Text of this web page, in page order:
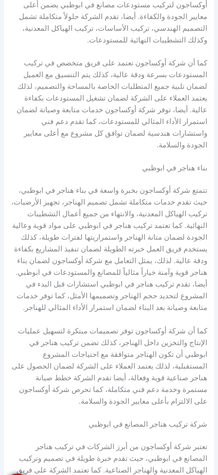
أوكساجون لتركيب مستودعات مصانع في ابوظبي يضمن أعلى
معايير الجودة والكفاءة. أيضا، تقدم الشركة حلولاً متكاملة تشمل
التصميم الهندسي، تركيب الأساسات، تركيب الهياكل المعدنية،
وكذلك التشطيبات النهائية للمستودعات.
كما أن شركة أوكساجون تعتمد على فريق متخصص في تركيب
المستودعات بسرعة ودقة عالية، كذلك يتم التنسيق مع العميل
لضمان تلبية جميع المتطلبات الخاصة بالمساحة والتصميم، لذلك
يعتمد العملاء على الشركة لضمان تشغيل المستودعات بكفاءة
عالية. أيضا، توفر شركة أوكساجون خدمات متابعة وصيانة لضمان
استمرار الأداء المثالي للمستودعات، كما تقدم دعم فني
واستشارات هندسية لضمان توافق كل مشروع مع أعلى معايير
الجودة والسلامة.
بناء هناجر في ابوظبي
تتمتع شركة أوكساجون بخبرة واسعة في بناء هناجر في ابوظبي،
حيث تقدم خدمات متكاملة تشمل تصميم الهناجر، تجهيز الأرضيات،
تركيب الهياكل المعدنية، والانتهاء من جميع أعمال التشطيبات
النهائية. كما تعتمد تركيب هناجر في ابوظبي على مواد قوية وعالية
الجودة لضمان متانة الهناجر واستمراريتها لفترات طويلة، كذلك
يستخدم فريق العمل خبرته الطويلة لضمان تنفيذ المشاريع بكفاءة
ودقة عالية. لذلك، يمثل التعامل مع شركة أوكساجون لضمان بناء
هناجر قوية وآمنة خياراً مثالياً للمصانع والمستودعات في ابوظبي.
أيضا، تقدم تركيب هناجر في ابوظبي استشارات قبل البدء في
المشروع لتحديد حجم الهناجر وتصميمها الأمثل، كما توفر خدمات
متابعة وصيانة بعد البناء لضمان استمرار الأداء المثالي للهناجر.
كما أن شركة أوكساجون توفر تصميمات مبتكرة لتسهيل عمليات
الإنتاج والتخزين داخل الهناجر، كذلك تضمن تركيب هناجر في
ابوظبي أن تكون الهناجر متوافقة مع احتياجات المشروع
المستقبلية، لذلك يعتمد العملاء على الشركة لضمان الحصول على
هناجر صناعية قوية وفعالة، أيضا تقدم الشركة خطط صيانة
مستمرة وخدمة دعم فني متكاملة، كما تحرص شركة أوكساجون
على الالتزام بأعلى معايير الجودة والسلامة.
شركة تركيب هناجر المصانع في ابوظبي
تعتبر شركة أوكساجون من أبرز الشركات في تركيب هناجر
المصانع في ابوظبي، حيث تقدم خبرة طويلة في تصميم وتركيب
الهياكل المعدنية والهناجر الصناعية. كما تعتمد الشركة على فريق